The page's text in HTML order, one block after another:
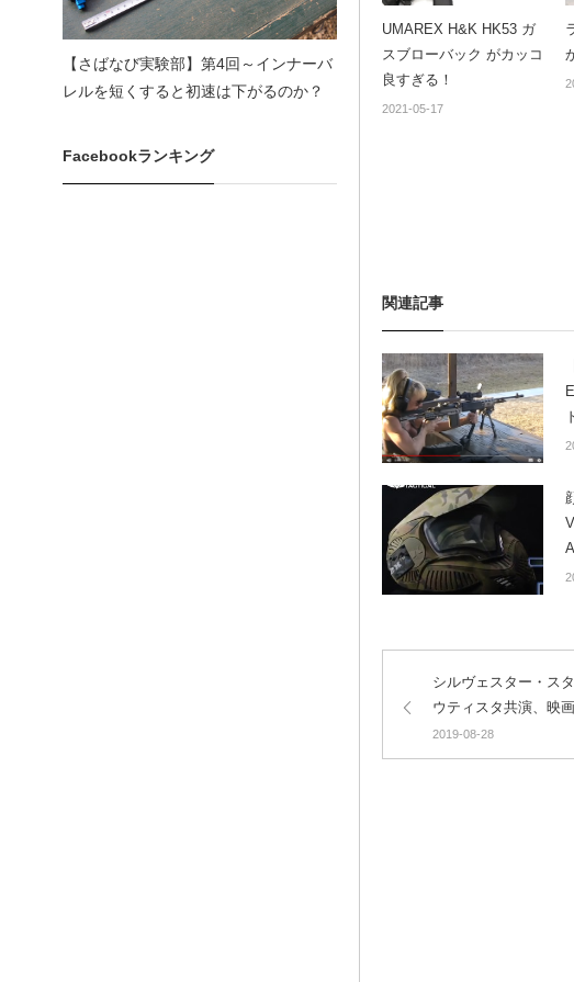
UMAREX H&K HK53 ガ
スブローバック がカッコ
良すぎる！
2021-05-17
関連記事
シルヴェスター・ス
ウティスタ共演、映
Extractors』
2019-08-28
【さばなび実験部】第4回～インナーバ
レルを短くすると初速は下がるのか？
Facebookランキング